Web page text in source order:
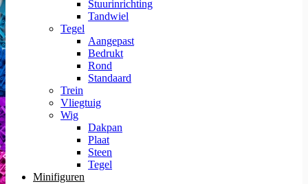
Stuurinrichting
Tandwiel
Tegel
Aangepast
Bedrukt
Rond
Standaard
Trein
Vliegtuig
Wig
Dakpan
Plaat
Steen
Tegel
Minifiguren